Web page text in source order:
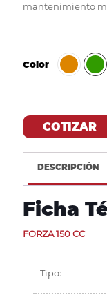
mantenimiento
Color
COTIZAR
DESCRIPCIÓN
Ficha
FORZA 150 CC
Tipo: